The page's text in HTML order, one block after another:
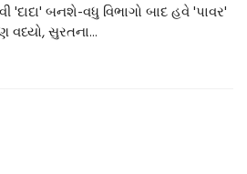
'દાદા' બનશે-વધુ વિભાગો બાદ હવે 'પાવર'
વધ્યો, સુરતના...